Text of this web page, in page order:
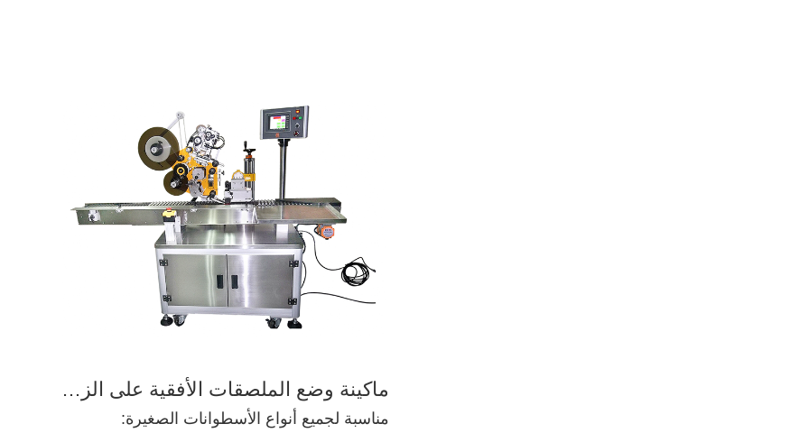
ماكينة وضع الملصقات الأفقية على الزجاجات الأسطوانية الصغيرة
مناسبة لجميع أنواع الأسطوانات الصغيرة: